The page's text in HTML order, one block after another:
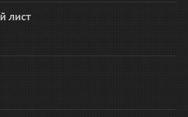
лист